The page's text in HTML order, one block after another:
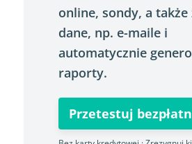
online, sondy, a także
dane, np. e-maile i
automatycznie
raporty.
Przetestuj